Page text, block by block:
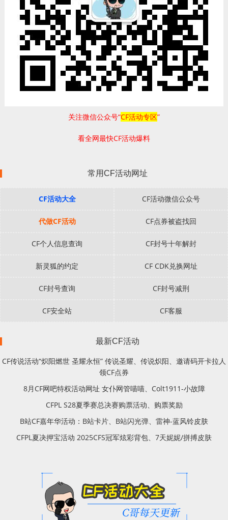
关注微信公众号“CF活动专区”
看全网最快CF活动爆料
常用CF活动网址
CF活动大全 CF活动微信公众号
代做CF活动 CF点券被盗找回
CF个人信息查询 CF封号十年解封
新灵狐的约定 CF CDK兑换网址
CF封号查询 CF封号减刑
CF安全站 CF客服
最新CF活动
CF传说活动“炽阳燃世 圣耀永恒” 传说圣耀、传说炽阳、邀请码开卡拉人
领CF点券
8月CF网吧特权活动网址 女仆网管喵喵、Colt1911-小故障
CFPL S28夏季赛总决赛购票活动、购票奖励
B站CF嘉年华活动：B站卡片、B站闪光弹、雷神-蓝风铃皮肤
CFPL夏决押宝活动 2025CFS冠军炫彩背包、7天妮妮/拼搏皮肤